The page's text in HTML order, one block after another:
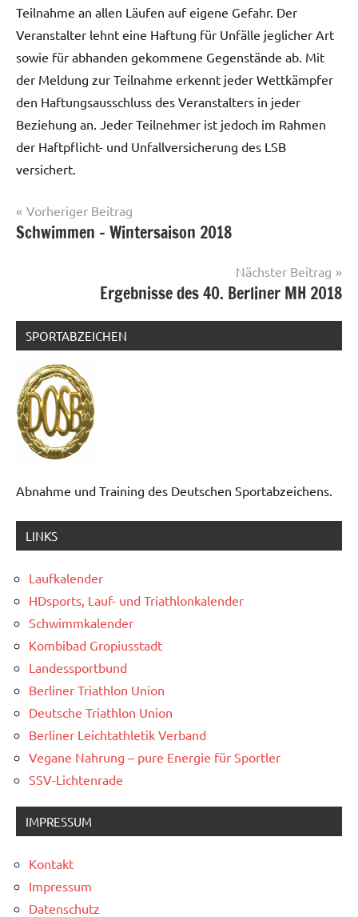
Teilnahme an allen Läufen auf eigene Gefahr. Der
Veranstalter lehnt eine Haftung für Unfälle jeglicher Art
sowie für abhanden gekommene Gegenstände ab. Mit
der Meldung zur Teilnahme erkennt jeder Wettkämpfer
den Haftungsausschluss des Veranstalters in jeder
Beziehung an. Jeder Teilnehmer ist jedoch im Rahmen
der Haftpflicht- und Unfallversicherung des LSB
versichert.
Beitragsnavigation
Vorheriger Beitrag
Schwimmen – Wintersaison 2018
Nächster Beitrag
Ergebnisse des 40. Berliner MH 2018
SPORTABZEICHEN
Abnahme und Training des Deutschen Sportabzeichens.
LINKS
Laufkalender
HDsports, Lauf- und Triathlonkalender
Schwimmkalender
Kombibad Gropiusstadt
Landessportbund
Berliner Triathlon Union
Deutsche Triathlon Union
Berliner Leichtathletik Verband
Vegane Nahrung – pure Energie für Sportler
SSV-Lichtenrade
IMPRESSUM
Kontakt
Impressum
Datenschutz